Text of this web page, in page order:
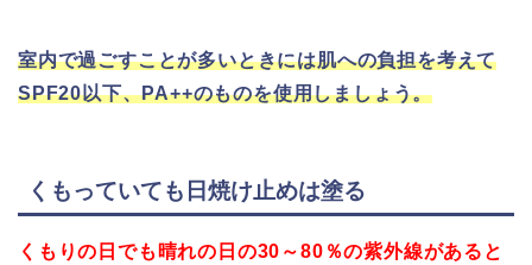
室内で過ごすことが多いときには肌への負担を考えて
SPF20以下、PA++のものを使用しましょう。
くもっていても日焼け止めは塗る
くもりの日でも晴れの日の30～80％の紫外線があると